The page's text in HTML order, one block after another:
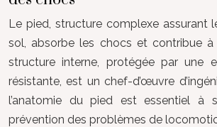
Le pied, structure complexe assurant
sol, absorbe les chocs et contribue à
structure interne, protégée par une
résistante, est un chef-d’œuvre
l’anatomie du pied est essentiel
prévention des problèmes de